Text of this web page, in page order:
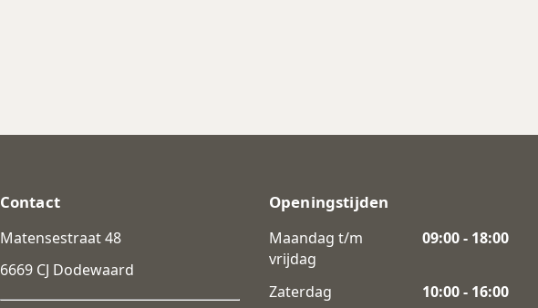
Contact
Matensestraat 48
6669 CJ Dodewaard
Openingstijden
Maandag t/m
vrijdag
09:00 - 18:00
Zaterdag 10:00 - 16:00